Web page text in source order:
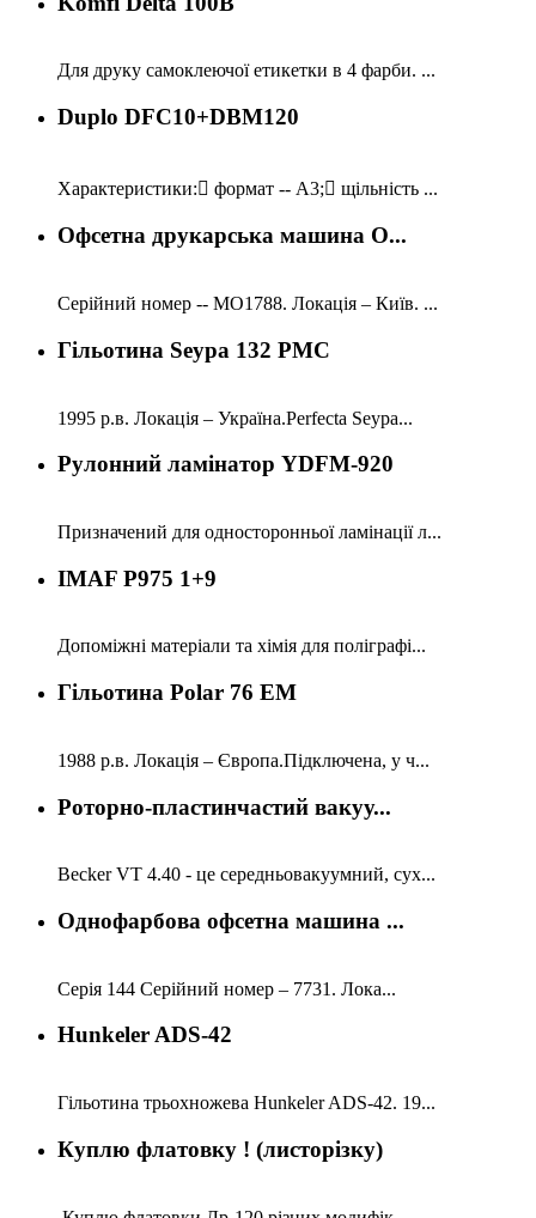
Для друку самоклеючої етикетки в 4 фарби. ...
Duplo DFC10+DBM120
Характеристики: формат -- A3; щільність ...
Офсетна друкарська машина O...
Серійний номер -- МО1788. Локація – Київ. ...
Гільотина Seypa 132 PMC
1995 р.в. Локація – Україна.Perfecta Seypa...
Рулонний ламінатор YDFM-920
Призначений для односторонньої ламінації л...
IMAF P975 1+9
Допоміжні матеріали та хімія для поліграфі...
Гільотина Polar 76 EM
1988 р.в. Локація – Європа.Підключена, у ч...
Роторно-пластинчастий вакуу...
Becker VT 4.40 - це середньовакуумний, сух...
Однофарбова офсетна машина ...
Серія 144 Серійний номер – 7731. Лока...
Hunkeler ADS-42
Гільотина трьохножева Hunkeler ADS-42. 19...
Куплю флатовку ! (листорізку)